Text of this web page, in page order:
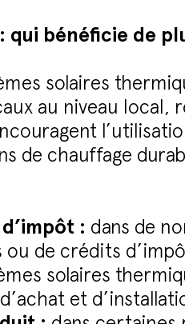
bénéficie de
solaires
au niveau
de chauffage
: dans de
de crédits
solaires
et